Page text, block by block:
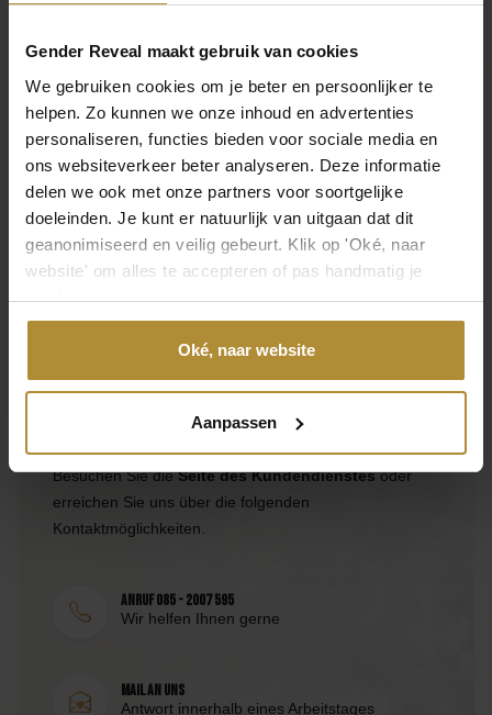
Gender Reveal maakt gebruik van cookies
We gebruiken cookies om je beter en persoonlijker te
helpen. Zo kunnen we onze inhoud en advertenties
personaliseren, functies bieden voor sociale media en
ons websiteverkeer beter analyseren. Deze informatie
delen we ook met onze partners voor soortgelijke
doeleinden. Je kunt er natuurlijk van uitgaan dat dit
geanonimiseerd en veilig gebeurt. Klik op 'Oké, naar
website' om alles te accepteren of pas handmatig je
voorkeuren aan.
Oké, naar website
Aanpassen
SKU
GRU-002
EAN
8998340155219
Hinterlassen Sie Ihre Meinung
Kontaktieren Sie uns direkt
Besuchen Sie dieSeite des Kundendienstesoder
erreichen Sie uns über die folgenden
Kontaktmöglichkeiten.
Anruf 085 - 2007 595
Wir helfen Ihnen gerne
Mail an uns
Antwort innerhalb eines Arbeitstages